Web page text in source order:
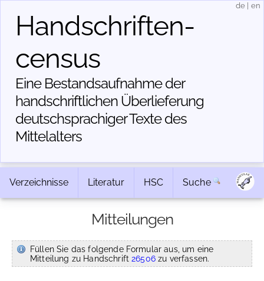
Handschriften­
census
Eine Bestandsaufnahme der
handschriftlichen Über­lieferung
deutschsprachiger Texte des
Mittelalters
de en
Verzeichnisse Literatur HSC Suche
Mitteilungen
Füllen Sie das folgende Formular aus, um eine
Mitteilung zu Handschrift26506zu verfassen.